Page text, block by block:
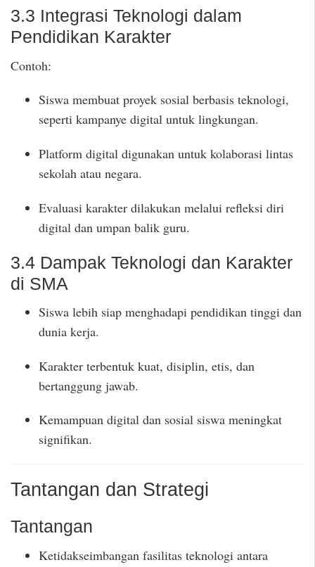
3.3 Integrasi Teknologi dalam
Pendidikan Karakter
Contoh:
Siswa membuat proyek sosial berbasis teknologi,
seperti kampanye digital untuk lingkungan.
Platform digital digunakan untuk kolaborasi lintas
sekolah atau negara.
Evaluasi karakter dilakukan melalui refleksi diri
digital dan umpan balik guru.
3.4 Dampak Teknologi dan Karakter
di SMA
Siswa lebih siap menghadapi pendidikan tinggi dan
dunia kerja.
Karakter terbentuk kuat, disiplin, etis, dan
bertanggung jawab.
Kemampuan digital dan sosial siswa meningkat
signifikan.
Tantangan dan Strategi
Tantangan
Ketidakseimbangan fasilitas teknologi antara